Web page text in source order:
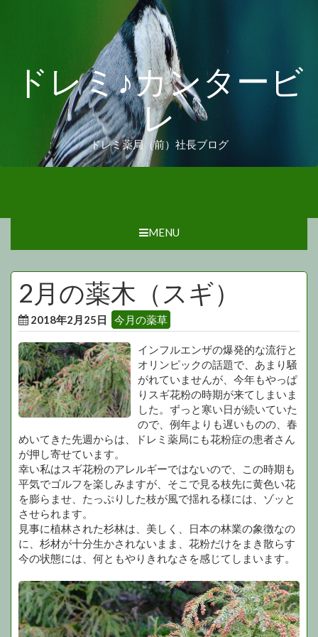
ドレミ♪カンタービ
レ
ドレミ薬局（前）社長ブログ
MENU
2月の薬木（スギ）
2018年2月25日 今月の薬草
インフルエンザの爆発的な流行と
オリンピックの話題で、あまり騒
がれていませんが、今年もやっぱ
りスギ花粉の時期が来てしまいま
した。ずっと寒い日が続いていた
ので、例年よりも遅いものの、春
めいてきた先週からは、ドレミ薬局にも花粉症の患者さん
が押し寄せています。
幸い私はスギ花粉のアレルギーではないので、この時期も
平気でゴルフを楽しみますが、そこで見る枝先に黄色い花
を膨らませ、たっぷりした枝が風で揺れる様には、ゾッと
させられます。
見事に植林された杉林は、美しく、日本の林業の象徴なの
に、杉材が十分生かされないまま、花粉だけをまき散らす
今の状態には、何ともやりきれなさを感じてしまいます。